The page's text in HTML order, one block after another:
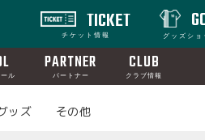
TICKET
チケット情報 グッズシ
ル
PARTNER
パートナー
CLUB
クラブ情報
ッズ その他